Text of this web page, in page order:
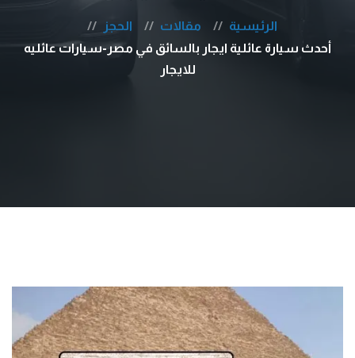
الرئيسية مقالات
الحجز
أحدث سيارة عائلية ايجار بالسائق في مصر-سيارات عائليه
للايجار